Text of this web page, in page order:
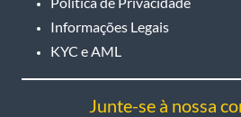
Informações Legais
KYC e AML
Junte-se à nossa